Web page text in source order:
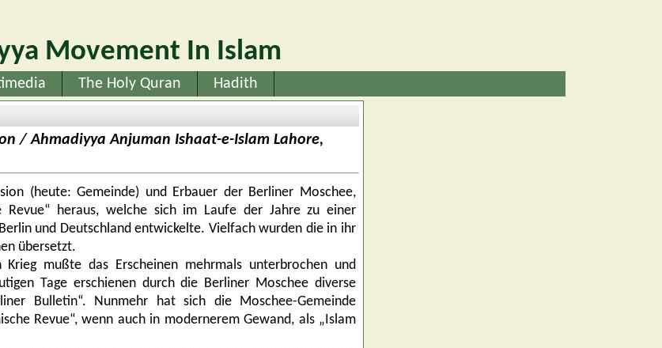
Movement In Islam
The Holy Quran
Hadith
/ Ahmadiyya Anjuman Ishaat-e-Islam Lahore,
(heute: Gemeinde) und Erbauer der Berliner Moschee,
Revue“ heraus, welche sich im Laufe der Jahre zu einer
und Deutschland entwickelte. Vielfach wurden die in ihr
übersetzt.
mußte das Erscheinen mehrmals unterbrochen und
Tage erschienen durch die Berliner Moschee diverse
Bulletin“. Nunmehr hat sich die Moschee-Gemeinde
Revue“, wenn auch in modernerem Gewand, als „Islam